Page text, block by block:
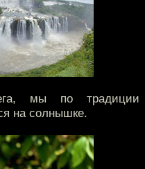
мы по традиции
на солнышке.